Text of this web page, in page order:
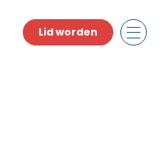
Lid worden